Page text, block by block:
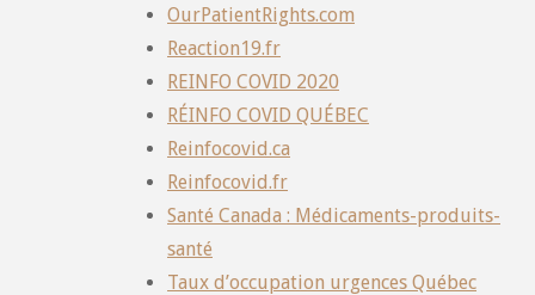
OurPatientRights.com
Reaction19.fr
REINFO COVID 2020
RÉINFO COVID QUÉBEC
Reinfocovid.ca
Reinfocovid.fr
Santé Canada : Médicaments-produits-
santé
Taux d’occupation urgences Québec